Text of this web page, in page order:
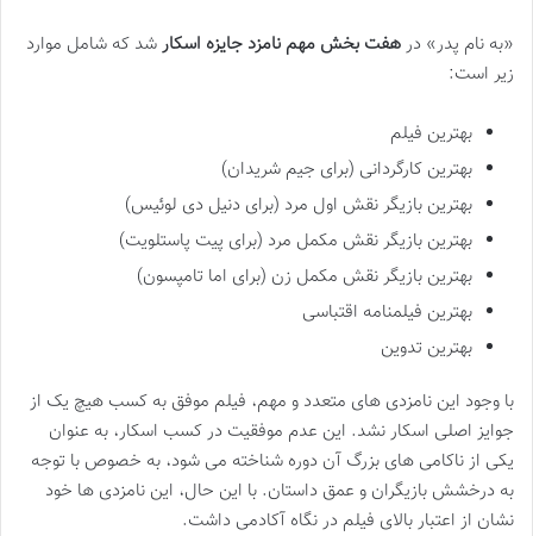
«به نام پدر» درهفت بخش مهم نامزد جایزه اسکارشد که شامل موارد
زیر است:
بهترین فیلم
بهترین کارگردانی (برای جیم شریدان)
بهترین بازیگر نقش اول مرد (برای دنیل دی لوئیس)
بهترین بازیگر نقش مکمل مرد (برای پیت پاستلویت)
بهترین بازیگر نقش مکمل زن (برای اما تامپسون)
بهترین فیلمنامه اقتباسی
بهترین تدوین
با وجود این نامزدی های متعدد و مهم، فیلم موفق به کسب هیچ یک از
جوایز اصلی اسکار نشد. این عدم موفقیت در کسب اسکار، به عنوان
یکی از ناکامی های بزرگ آن دوره شناخته می شود، به خصوص با توجه
به درخشش بازیگران و عمق داستان. با این حال، این نامزدی ها خود
نشان از اعتبار بالای فیلم در نگاه آکادمی داشت.